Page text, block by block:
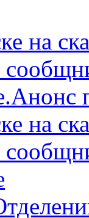
на
на